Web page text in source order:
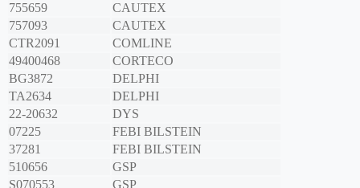
755659
CAUTEX
757093
CAUTEX
CTR2091
COMLINE
49400468
CORTECO
BG3872
DELPHI
TA2634
DELPHI
22-20632
DYS
07225
FEBI BILSTEIN
37281
FEBI BILSTEIN
510656
GSP
S070553
GSP